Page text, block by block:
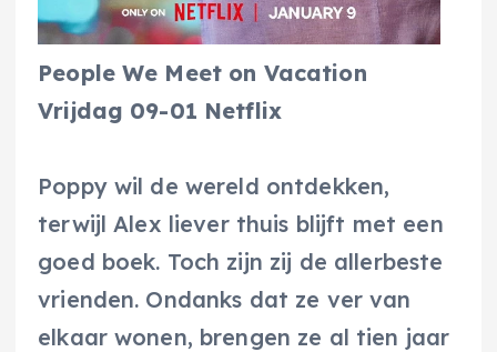
People We Meet on Vacation
Vrijdag 09-01 Netflix
Poppy wil de wereld ontdekken,
terwijl Alex liever thuis blijft met een
goed boek. Toch zijn zij de allerbeste
vrienden. Ondanks dat ze ver van
elkaar wonen, brengen ze al tien jaar